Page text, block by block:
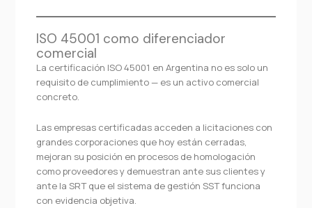
ISO 45001 como diferenciador
comercial
La certificación ISO 45001 en Argentina no es solo un
requisito de cumplimiento — es un activo comercial
concreto.
Las empresas certificadas acceden a licitaciones con
grandes corporaciones que hoy están cerradas,
mejoran su posición en procesos de homologación
como proveedores y demuestran ante sus clientes y
ante la SRT que el sistema de gestión SST funciona
con evidencia objetiva.